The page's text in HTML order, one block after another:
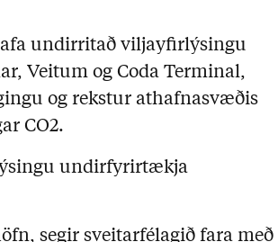
undirritað viljayfirlýsingu
Veitum og Coda Terminal,
og rekstur athafnasvæðis
CO2.
undirfyrirtækja
segir sveitarfélagið fara með